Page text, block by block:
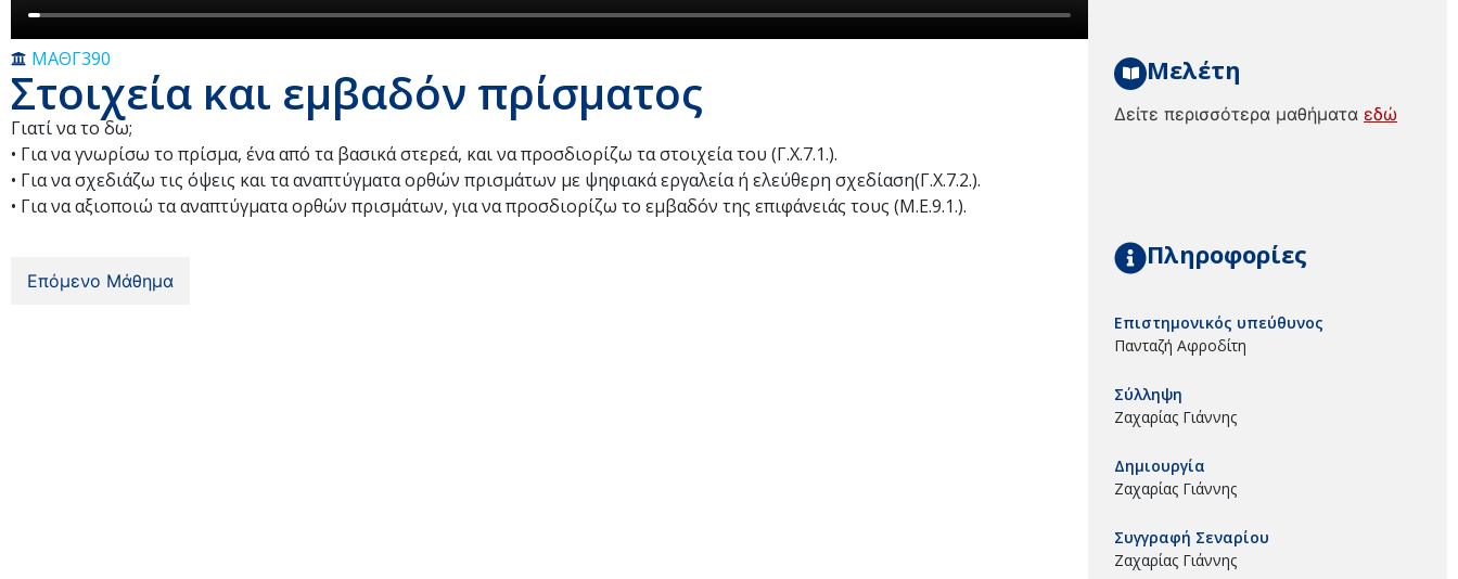
ΜΑΘΓ390
Στοιχεία και εμβαδόν πρίσματος
Γιατί να το δω;
• Για να γνωρίσω το πρίσμα, ένα από τα βασικά στερεά, και να προσδιορίζω τα στοιχεία του (Γ.Χ.7.1.).
• Για να σχεδιάζω τις όψεις και τα αναπτύγματα ορθών πρισμάτων με ψηφιακά εργαλεία ή ελεύθερη σχεδίαση(Γ.Χ.7.2.).
• Για να αξιοποιώ τα αναπτύγματα ορθών πρισμάτων, για να προσδιορίζω το εμβαδόν της επιφάνειάς τους (Μ.Ε.9.1.).
Επόμενο Μάθημα
Μελέτη
Δείτε περισσότερα μαθήματα εδώ
Πληροφορίες
Επιστημονικός υπεύθυνος
Πανταζή Αφροδίτη
Σύλληψη
Ζαχαρίας Γιάννης
Δημιουργία
Ζαχαρίας Γιάννης
Συγγραφή Σεναρίου
Ζαχαρίας Γιάννης